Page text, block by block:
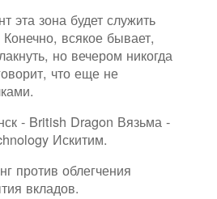
эта зона будет служить
всякое бывает,
но вечером никогда
что еще не
- British Dragon Вязьма -
Искитим.
против облегчения
вкладов.